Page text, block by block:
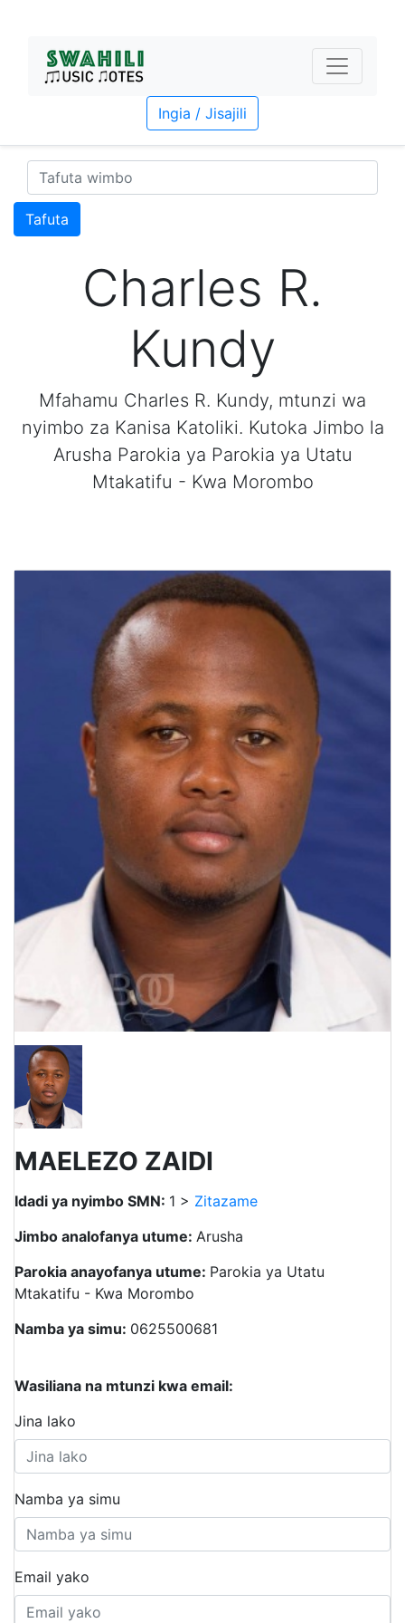
Ingia / Jisajili
Tafuta
Charles R.
Kundy
Mfahamu Charles R. Kundy, mtunzi wa
nyimbo za Kanisa Katoliki. Kutoka Jimbo la
Arusha Parokia ya Parokia ya Utatu
Mtakatifu - Kwa Morombo
MAELEZO ZAIDI
Idadi ya nyimbo SMN: 1 > Zitazame
Jimbo analofanya utume: Arusha
Parokia anayofanya utume: Parokia ya Utatu
Mtakatifu - Kwa Morombo
Namba ya simu: 0625500681
Wasiliana na mtunzi kwa email:
Jina lako
Namba ya simu
Email yako